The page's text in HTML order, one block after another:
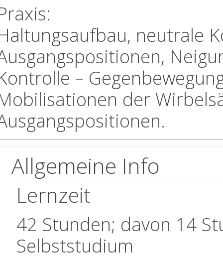
neutrale
–
der
Allgemeine Info
Lernzeit
42 Stunden; davon 14
Selbststudium